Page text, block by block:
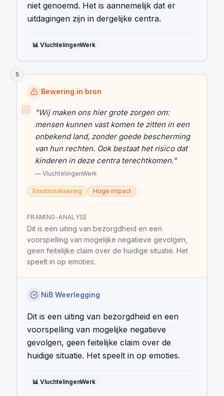
niet genoemd. Het is aannemelijk dat er
uitdagingen zijn in dergelijke centra.
📊 VluchtelingenWerk
5
Bewering in bron
"Wij maken ons hier grote zorgen om:
mensen kunnen vast komen te zitten in een
onbekend land, zonder goede bescherming
van hun rechten. Ook bestaat het risico dat
kinderen in deze centra terechtkomen."
— VluchtelingenWerk
Emotionalisering Hoge impact
FRAMING-ANALYSE
Dit is een uiting van bezorgdheid en een
voorspelling van mogelijke negatieve gevolgen,
geen feitelijke claim over de huidige situatie. Het
speelt in op emoties.
NiB Weerlegging
Dit is een uiting van bezorgdheid en een
voorspelling van mogelijke negatieve
gevolgen, geen feitelijke claim over de
huidige situatie. Het speelt in op emoties.
📊 VluchtelingenWerk